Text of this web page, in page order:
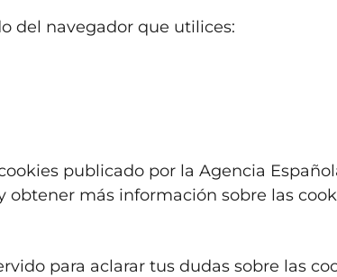
del navegador que utilices:
publicado por la Agencia
obtener más información sobre las
para aclarar tus dudas sobre las